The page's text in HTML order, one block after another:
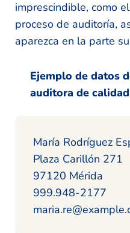
imprescindible, como
proceso de auditoría,
aparezca en la parte
Ejemplo de datos
auditora de calidad
María Rodríguez
Plaza Carillón 271
97120 Mérida
999.948-2177